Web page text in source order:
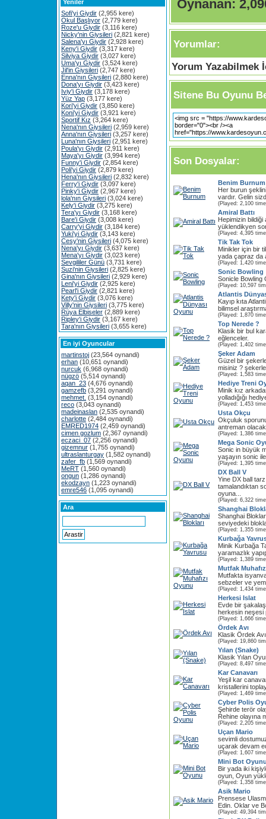
Yeniler
Sofi'yi Giydir (2,955 kere)
Okul Başlıyor (2,779 kere)
Roze'u Giydir (3,116 kere)
Nicky'nin Giysileri (2,821 kere)
Salena'yı Giydir (2,928 kere)
Keny'i Giydir (3,317 kere)
Silviya Giydir (3,027 kere)
Uma'yı Giydir (3,524 kere)
Jil'in Giysileri (2,747 kere)
Enna'nın Giysileri (2,880 kere)
Dona'yı Giydir (3,423 kere)
Iviy'i Giydir (3,178 kere)
Yüz Yap (3,177 kere)
Kori'yi Giydir (3,850 kere)
Koni'yi Giydir (3,921 kere)
Sportif Kız (3,264 kere)
Nena'nın Giysileri (2,959 kere)
Anna'nın Giysileri (3,257 kere)
Luna'nın Giysileri (2,951 kere)
Poula'yı Giydir (2,911 kere)
Maya'yı Giydir (3,994 kere)
Funny'i Giydir (2,854 kere)
Poli'yi Giydir (2,879 kere)
Hena'nın Giysileri (2,832 kere)
Ferry'i Giydir (3,097 kere)
Pinky'i Giydir (2,967 kere)
lola'nın Giysileri (3,024 kere)
Kely'i Giydir (3,275 kere)
Tera'yı Giydir (3,168 kere)
Bare'i Giydir (3,008 kere)
Carry'yi Giydir (3,184 kere)
Yuki'yi Giydir (3,143 kere)
Cesy'nin Giysileri (4,075 kere)
Nena'yı Giydir (3,637 kere)
Mena'yı Giydir (3,023 kere)
Sevgililer Günü (3,731 kere)
Suzi'nin Giysileri (2,825 kere)
Gina'nın Giysileri (2,929 kere)
Leni'yi Giydir (2,925 kere)
Pearl'i Giydir (2,821 kere)
Kety'i Giydir (3,076 kere)
Villy'nin Giysileri (3,775 kere)
Rüya Elbiseler (2,889 kere)
Ripley'i Giydir (3,167 kere)
Tara'nın Giysileri (3,655 kere)
En iyi Oyuncular
martinstoj (23,564 oynandi)
erhan (10,651 oynandi)
nurcuk (6,968 oynandi)
nügzö (5,514 oynandi)
aqan_23 (4,676 oynandi)
gamzefb (3,291 oynandi)
mehmet. (3,154 oynandi)
reco (3,043 oynandi)
madeinaslan (2,535 oynandi)
charlotte (2,484 oynandi)
EMRED1974 (2,459 oynandi)
cimen gozlum (2,367 oynandi)
eczaci_07 (2,256 oynandi)
gizemnur (1,755 oynandi)
ultraslanturgay (1,582 oynandi)
zafer_fb (1,569 oynandi)
MeRT (1,560 oynandi)
ongun (1,286 oynandi)
ekodzayn (1,223 oynandi)
emre546 (1,095 oynandi)
Ara
Oynanan:
Yorumlar:
Yorum Yazabilmek
Sitene Bu Oyunu
Son Dosyalar:
Benim Burnum
Her burun
vardır. Gelin
(Played: 2,100
Amiral Battı
Hepimizin bildiği
yüklendikyen
(Played: 4,395
Tik Tak Tok
Minikler için bir
yada çapraz da
(Played: 1,420
Sonic Bowling
Sonicle Bowling
(Played: 10,597
Atlantis
Kayıp kıta
bilimsel
(Played: 1,870
Top Nerede ?
Klasik bir bul
eğlenceler.
(Played: 1,402
Şeker Adam
Güzel bir
misiniz ?
(Played: 1,583
Hediye Treni
Minik kız
yolladığığı
(Played: 1,453
Usta Okçu
Okçuluk
antreman
(Played: 1,386
Mega Sonic
Sonic in büyük
yaşayın sonic
(Played: 1,395
DX Ball V
Yine DX ball
tamalandıktan
oyuna...
(Played: 6,322
Shanghai
Shanghai
seviyedeki
(Played: 1,355
Kurbağa
Minik Kurbağa
yaramazlık
(Played: 1,389
Mutfak
Mutfakta
sebzeler ve
(Played: 1,434
Herkesi Islat
Evde bir
herkesin neşesi
(Played: 1,666
Ördek Avı
Klasik Ördek
(Played: 19,860
Yılan (Snake)
Klasik Yılan
(Played: 8,497
Kar Canavarı
Yeşil kar
kristallerini
(Played: 1,469
Cyber Polis
Şehirde terör
Rehine olayına
(Played: 2,205
Uçan Mario
sevimli
uçarak devam
(Played: 1,607
Mini Bot
Bir yada iki
oyun, Oyun
(Played: 1,358
Asik Mario
Prensese
Edin. Oklar ve
(Played: 49,394